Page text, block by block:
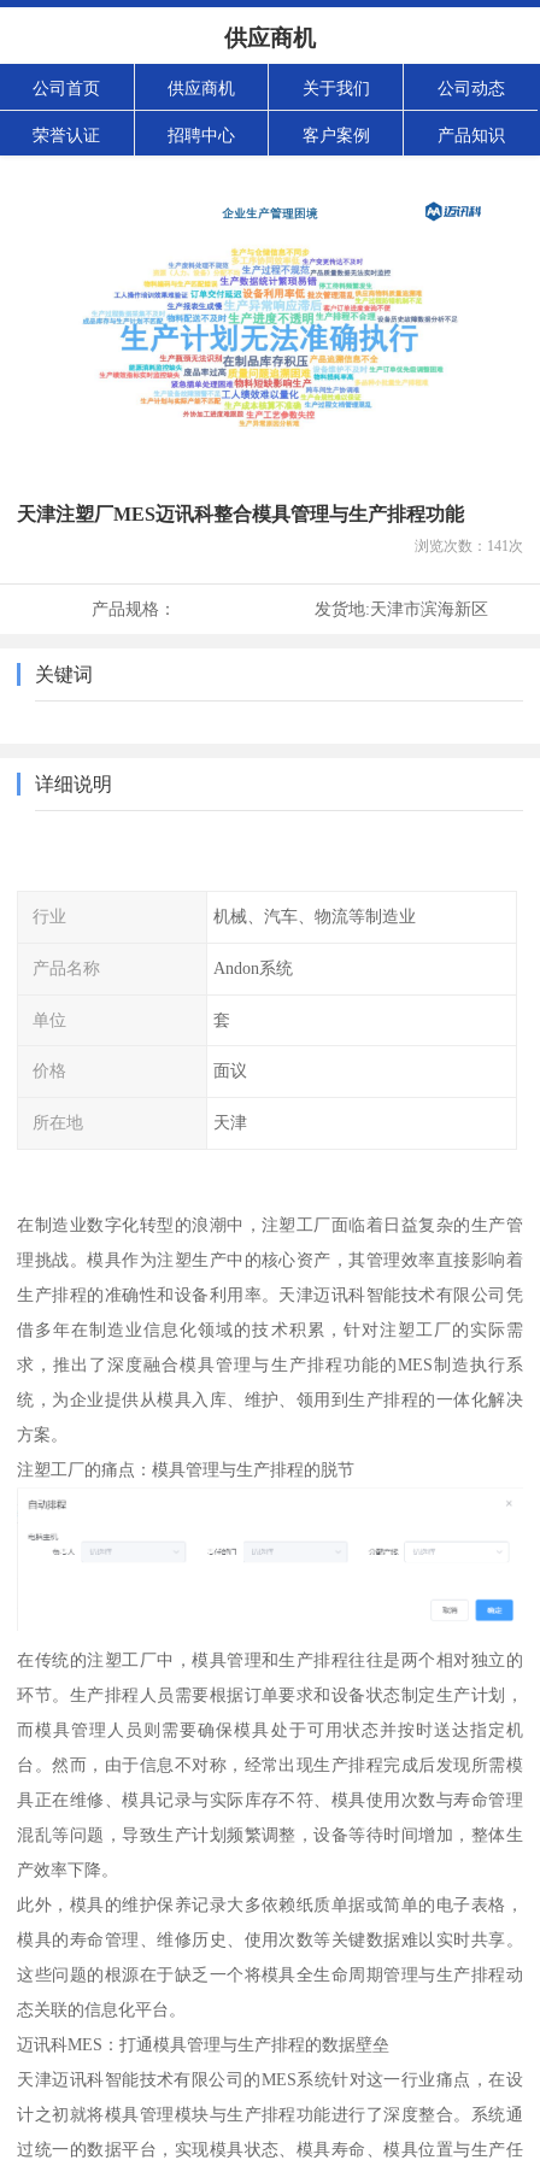
供应商机
公司首页 供应商机 关于我们 公司动态
荣誉认证 招聘中心 客户案例 产品知识
天津注塑厂MES迈讯科整合模具管理与生产排程功能
浏览次数： 141次
产品规格： 发货地:天津市滨海新区
关键词
详细说明
行业 机械、汽车、物流等制造业
产品名称 Andon系统
单位 套
价格 面议
所在地 天津
在制造业数字化转型的浪潮中，注塑工厂面临着日益复杂的生产管
理挑战。模具作为注塑生产中的核心资产，其管理效率直接影响着
生产排程的准确性和设备利用率。天津迈讯科智能技术有限公司凭
借多年在制造业信息化领域的技术积累，针对注塑工厂的实际需
求，推出了深度融合模具管理与生产排程功能的MES制造执行系
统，为企业提供从模具入库、维护、领用到生产排程的一体化解决
方案。
注塑工厂的痛点：模具管理与生产排程的脱节
在传统的注塑工厂中，模具管理和生产排程往往是两个相对独立的
环节。生产排程人员需要根据订单要求和设备状态制定生产计划，
而模具管理人员则需要确保模具处于可用状态并按时送达指定机
台。然而，由于信息不对称，经常出现生产排程完成后发现所需模
具正在维修、模具记录与实际库存不符、模具使用次数与寿命管理
混乱等问题，导致生产计划频繁调整，设备等待时间增加，整体生
产效率下降。
此外，模具的维护保养记录大多依赖纸质单据或简单的电子表格，
模具的寿命管理、维修历史、使用次数等关键数据难以实时共享。
这些问题的根源在于缺乏一个将模具全生命周期管理与生产排程动
态关联的信息化平台。
迈讯科MES：打通模具管理与生产排程的数据壁垒
天津迈讯科智能技术有限公司的MES系统针对这一行业痛点，在设
计之初就将模具管理模块与生产排程功能进行了深度整合。系统通
过统一的数据平台，实现模具状态、模具寿命、模具位置与生产任